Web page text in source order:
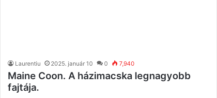
Laurentiu 2025. január 10 0 7,940
Maine Coon. A házimacska legnagyobb
fajtája.